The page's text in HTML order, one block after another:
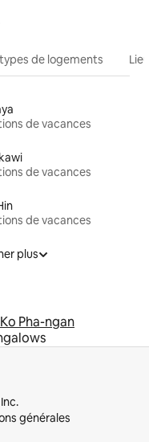
de logements
de vacances
de vacances
de vacances
plus
Ko Pha-ngan
générales